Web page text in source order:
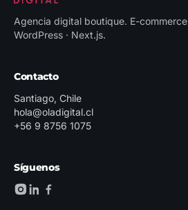
Agencia digital boutique. E-commerce
WordPress · Next.js.
Contacto
Santiago, Chile
hola@oladigital.cl
+56 9 8756 1075
Síguenos